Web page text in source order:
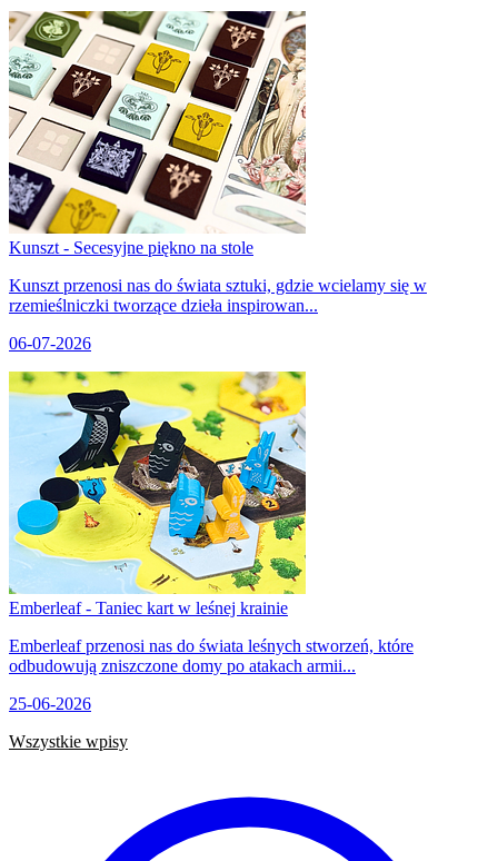
Kunszt - Secesyjne piękno na stole
Kunszt przenosi nas do świata sztuki, gdzie wcielamy się w
rzemieślniczki tworzące dzieła inspirowan...
06-07-2026
Emberleaf - Taniec kart w leśnej krainie
Emberleaf przenosi nas do świata leśnych stworzeń, które
odbudowują zniszczone domy po atakach armii...
25-06-2026
Wszystkie wpisy